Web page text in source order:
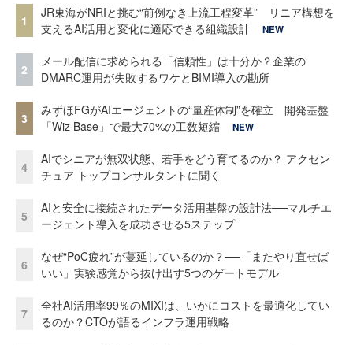
1
JR東海がNRIと挑む“前例なき上流工程変革” リニア構想を
支えるAI活用と変化に適応できる組織設計
NEW
2
メール配信に求められる「信頼性」は十分か？企業の
DMARC運用が失敗するワケとBIMI導入の勘所
3
みずほFGがAIエージェントの“量産体制”を確立 開発基盤
「Wiz Base」で最大70%の工数短縮
NEW
4
AIでシニアが無双状態、若手をどう育てるのか？ アクセン
チュア トップコンサルタントに聞く
5
AIと安全に接続されたデータ活用基盤の設計法──マルチエ
ージェント導入を成功させる5ステップ
6
なぜ“PoC疲れ”が蔓延しているのか？──「またやり直せば
いい」実験感覚から抜け出す5つのゲートモデル
7
全社AI活用率99％のMIXIは、いかにコストを最適化してい
るのか？CTOが語るインフラ運用戦略